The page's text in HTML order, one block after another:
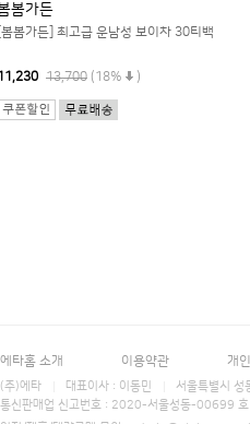
봄가든
봄가든] 최고급 운남성 보이차 30티백
13,700 (18% )
에타홈 소개 이용약관 개
(주)에타 대표이사 : 이동민
서울특별시
통신판매업 신고번호 : 2020-서울성동-00699 호